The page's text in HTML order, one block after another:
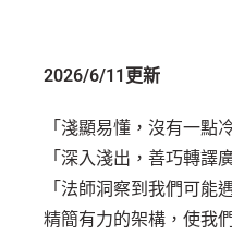
2026/6/11更新
「淺顯易懂，沒有一點
「深入淺出，善巧轉譯
「法師洞察到我們可能
精簡有力的架構，使我